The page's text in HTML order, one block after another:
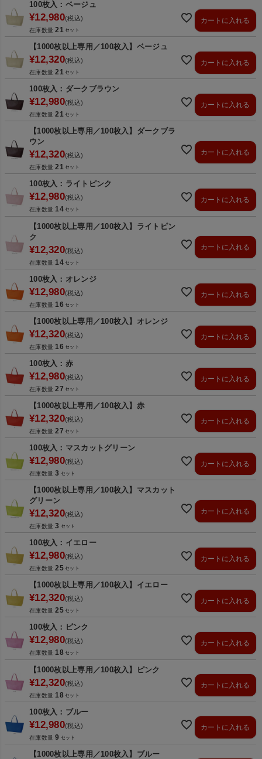
100枚入：ベージュ
¥12,980 税込
在庫数量 21
カートに入れる
【1000枚以上専用／100枚入】ベージュ
¥12,320 税込
在庫数量 21
カートに入れる
100枚入：ダークブラウン
¥12,980 税込
在庫数量 21
カートに入れる
【1000枚以上専用／100枚入】ダークブラ
ウン
¥12,320 税込
在庫数量 21
カートに入れる
100枚入：ライトピンク
¥12,980 税込
在庫数量 14
カートに入れる
【1000枚以上専用／100枚入】ライトピン
ク
¥12,320 税込
在庫数量 14
カートに入れる
100枚入：オレンジ
¥12,980 税込
在庫数量 16
カートに入れる
【1000枚以上専用／100枚入】オレンジ
¥12,320 税込
在庫数量 16
カートに入れる
100枚入：赤
¥12,980 税込
在庫数量 27
カートに入れる
【1000枚以上専用／100枚入】赤
¥12,320 税込
在庫数量 27
カートに入れる
100枚入：マスカットグリーン
¥12,980 税込
在庫数量 3
カートに入れる
【1000枚以上専用／100枚入】マスカット
グリーン
¥12,320 税込
在庫数量 3
カートに入れる
100枚入：イエロー
¥12,980 税込
在庫数量 25
カートに入れる
【1000枚以上専用／100枚入】イエロー
¥12,320 税込
在庫数量 25
カートに入れる
100枚入：ピンク
¥12,980 税込
在庫数量 18
カートに入れる
【1000枚以上専用／100枚入】ピンク
¥12,320 税込
在庫数量 18
カートに入れる
100枚入：ブルー
¥12,980 税込
在庫数量 9
カートに入れる
【1000枚以上専用／100枚入】ブルー